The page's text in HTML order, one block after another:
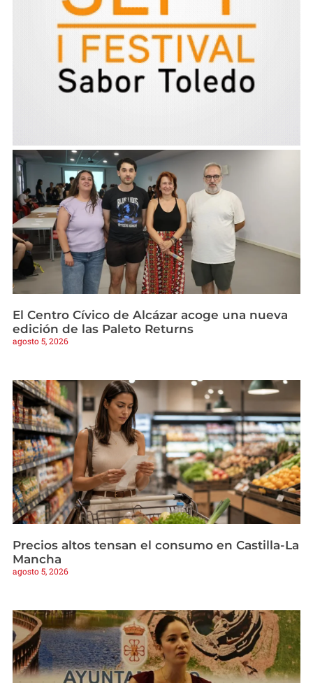
El Centro Cívico de Alcázar acoge una nueva
edición de las Paleto Returns
agosto 5, 2026
Precios altos tensan el consumo en Castilla-La
Mancha
agosto 5, 2026